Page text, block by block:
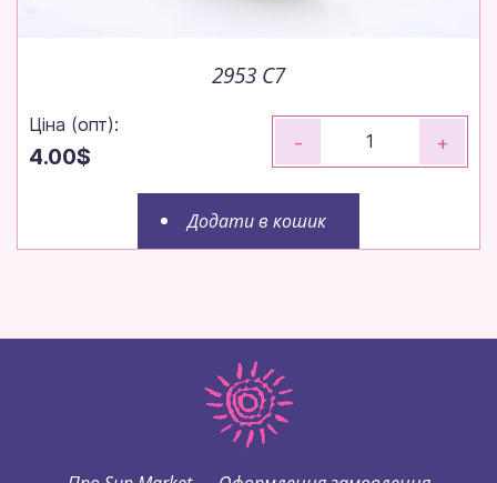
2953 C7
Ціна (опт):
4.00$
- +
Додати в кошик